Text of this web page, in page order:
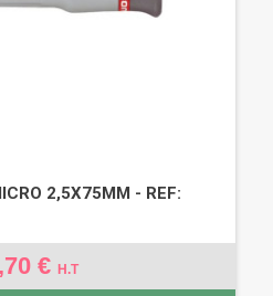
2,5X75MM - REF:
€ H.T